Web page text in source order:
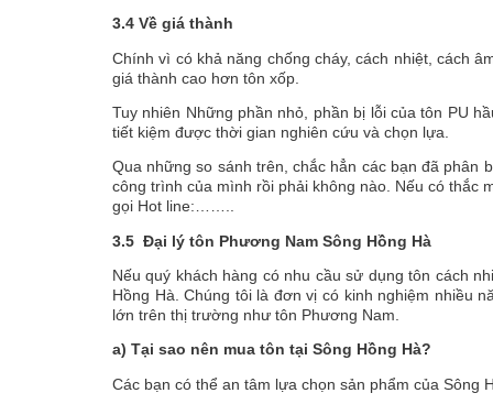
3.4 Về giá thành
Chính vì có khả năng chống cháy, cách nhiệt, cách
giá thành cao hơn tôn xốp.
Tuy nhiên Những phần nhỏ, phần bị lỗi của tôn PU
tiết kiệm được thời gian nghiên cứu và chọn lựa.
Qua những so sánh trên, chắc hẳn các bạn đã phân
công trình của mình rồi phải không nào. Nếu có thắc
gọi Hot line:……..
3.5 Đại lý tôn Phương Nam Sông Hồng Hà
Nếu quý khách hàng có nhu cầu sử dụng tôn cách
Hồng Hà. Chúng tôi là đơn vị có kinh nghiệm nhiều
lớn trên thị trường như tôn Phương Nam.
a) Tại sao nên mua tôn tại Sông Hồng Hà?
Các bạn có thể an tâm lựa chọn sản phẩm của Sông